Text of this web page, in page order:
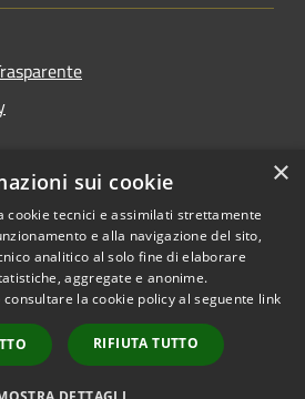
Copyright © 2026 • Town of •
Municipium
Admin access
×
sui cookie
cookie tecnici e assimilati strettamente
e alla navigazione del sito,
analitico al solo fine di elaborare
aggregate e anonime.
la cookie policy al seguente link
RIFIUTA TUTTO